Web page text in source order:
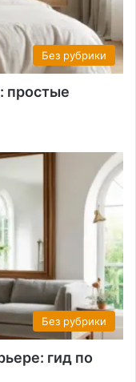
Без рубрики
простые
Без рубрики
гид по